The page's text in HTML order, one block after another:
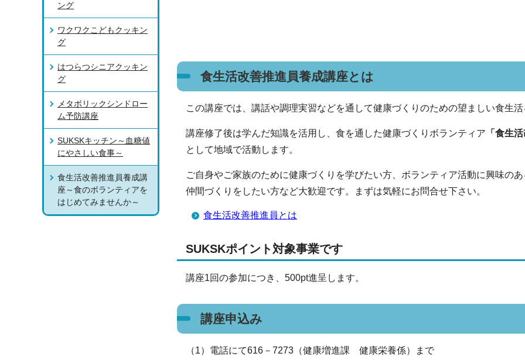
食生活改善推進員養成講座とは
この講座では、講話や調理実習などを通して健康づくりのための望ましい食生
講座修了後は学んだ知識を活用し、食を通した健康づくりボランティア 「食生
として地域で活動します。
ご自身やご家族のために健康づくりを学びたい方、ボランティア活動に興味の
仲間づくりをしたい方など大歓迎です。まずは気軽にお問合せ下さい。
食生活改善推進員とは
SUKSKポイント対象事業です
講座1回の参加につき、500pt進呈します。
講座申込み
（1）電話にて616－7273（健康増進課 健康栄養係）まで
ング
ワクワクこどもクッキン
グ
はつらつシニアクッキン
グ
メタボリックシンドロー
ム予防講座
SUKSKキッチン～血糖値
にやさしい食事～
食生活改善推進員養成講
座～食のボランティアを
はじめてみませんか～